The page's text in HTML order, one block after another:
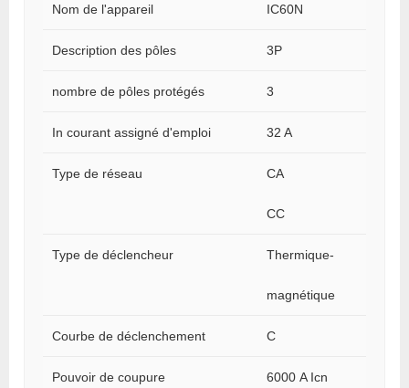
Nom de l'appareil IC60N
Description des pôles 3P
nombre de pôles protégés 3
In courant assigné d'emploi 32 A
Type de réseau CA
CC
Type de déclencheur Thermique-
magnétique
Courbe de déclenchement C
Pouvoir de coupure 6000 A Icn